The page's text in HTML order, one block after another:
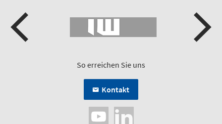
So erreichen Sie uns
Kontakt